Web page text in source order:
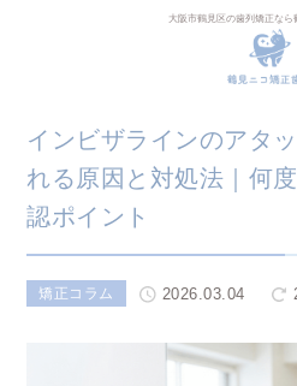
大阪市鶴見区の歯列矯正なら
インビザラインのアタ
れる原因と対処法｜何
認ポイント
矯正コラム 2026.03.04